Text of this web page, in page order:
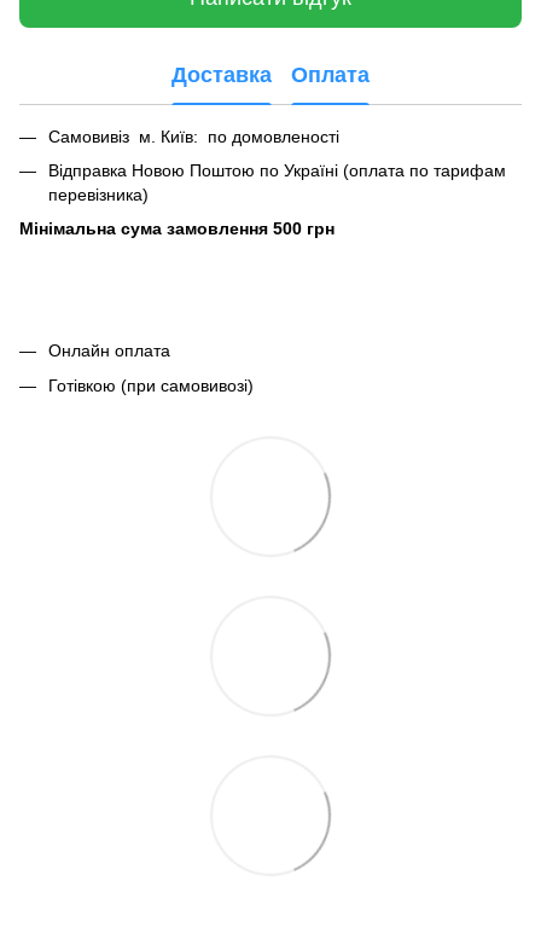
Доставка Оплата
Самовивіз м. Київ: по домовленості
Відправка Новою Поштою по Україні (оплата по тарифам
перевізника)
Мінімальна сума замовлення 500 грн
Онлайн оплата
Готівкою (при самовивозі)